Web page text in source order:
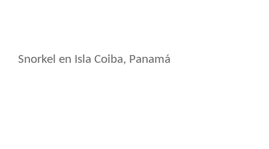
Snorkel en Isla Coiba, Panamá